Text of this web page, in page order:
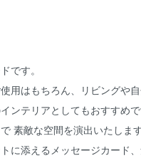
です。
用はもちろん、リビングや
ンテリアとしてもおすすめで
素敵な空間を演出いたします
に添えるメッセージカード